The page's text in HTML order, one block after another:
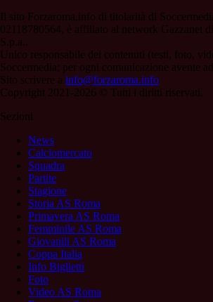
Il sito Forzaroma.info di titolarità di
02118780564, è affiliato al network Gazzanet
S.p.a..
Unico responsabile dei contenuti (testi, foto,
Soccermedia; per ogni comunicazione avente
Sito scrivere a info@forzaroma.info
Copyright 2021-2026 © Tutti i diritti riservati.
Sezioni
News
Calciomercato
Squadra
Partite
Stagione
Storia AS Roma
Primavera AS Roma
Femminile AS Roma
Giovanili AS Roma
Coppa Italia
Info Biglietti
Foto
Video AS Roma